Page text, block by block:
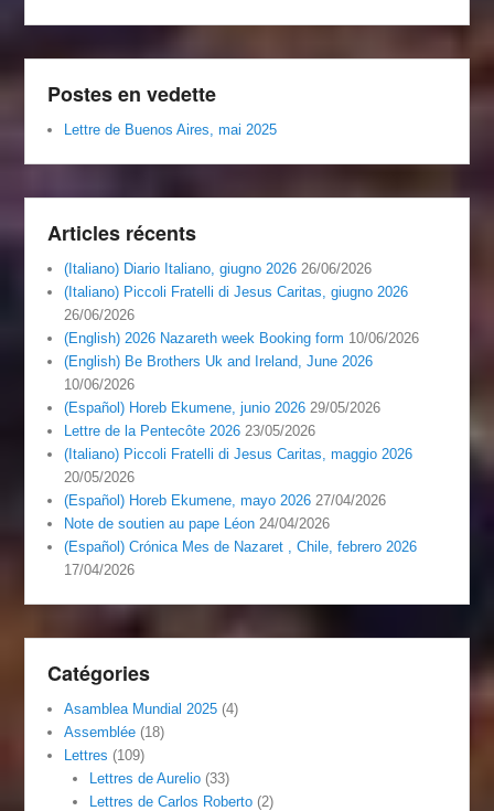
Postes en vedette
Lettre de Buenos Aires, mai 2025
Articles récents
(Italiano) Diario Italiano, giugno 2026 26/06/2026
(Italiano) Piccoli Fratelli di Jesus Caritas, giugno 2026
26/06/2026
(English) 2026 Nazareth week Booking form 10/06/2026
(English) Be Brothers Uk and Ireland, June 2026
10/06/2026
(Español) Horeb Ekumene, junio 2026 29/05/2026
Lettre de la Pentecôte 2026 23/05/2026
(Italiano) Piccoli Fratelli di Jesus Caritas, maggio 2026
20/05/2026
(Español) Horeb Ekumene, mayo 2026 27/04/2026
Note de soutien au pape Léon 24/04/2026
(Español) Crónica Mes de Nazaret , Chile, febrero 2026
17/04/2026
Catégories
Asamblea Mundial 2025 (4)
Assemblée (18)
Lettres (109)
Lettres de Aurelio(33)
Lettres de Carlos Roberto(2)